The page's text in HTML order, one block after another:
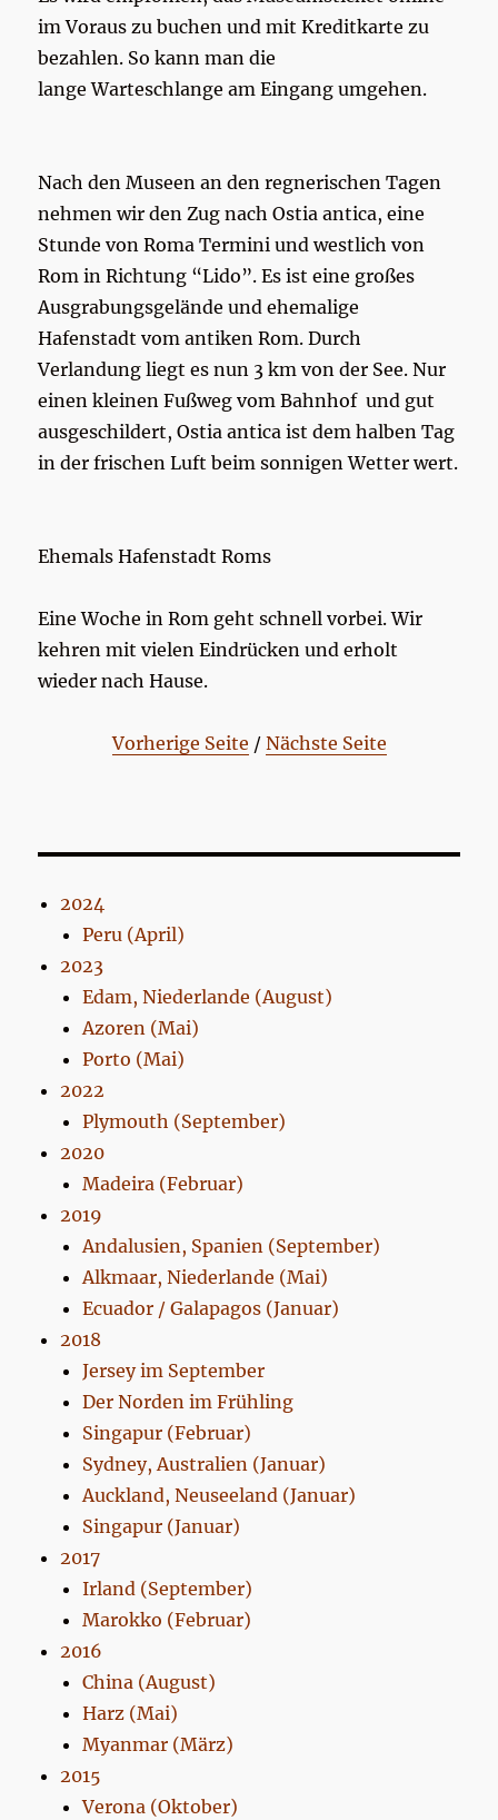
im Voraus zu buchen und mit Kreditkarte zu
bezahlen. So kann man die
lange Warteschlange am Eingang umgehen.
Nach den Museen an den regnerischen Tagen
nehmen wir den Zug nach Ostia antica, eine
Stunde von Roma Termini und westlich von
Rom in Richtung “Lido”. Es ist eine großes
Ausgrabungsgelände und ehemalige
Hafenstadt vom antiken Rom. Durch
Verlandung liegt es nun 3 km von der See. Nur
einen kleinen Fußweg vom Bahnhof und gut
ausgeschildert, Ostia antica ist dem halben Tag
in der frischen Luft beim sonnigen Wetter wert.
Ehemals Hafenstadt Roms
Eine Woche in Rom geht schnell vorbei. Wir
kehren mit vielen Eindrücken und erholt
wieder nach Hause.
Vorherige Seite / Nächste Seite
2024
Peru (April)
2023
Edam, Niederlande (August)
Azoren (Mai)
Porto (Mai)
2022
Plymouth (September)
2020
Madeira (Februar)
2019
Andalusien, Spanien (September)
Alkmaar, Niederlande (Mai)
Ecuador / Galapagos (Januar)
2018
Jersey im September
Der Norden im Frühling
Singapur (Februar)
Sydney, Australien (Januar)
Auckland, Neuseeland (Januar)
Singapur (Januar)
2017
Irland (September)
Marokko (Februar)
2016
China (August)
Harz (Mai)
Myanmar (März)
2015
Verona (Oktober)